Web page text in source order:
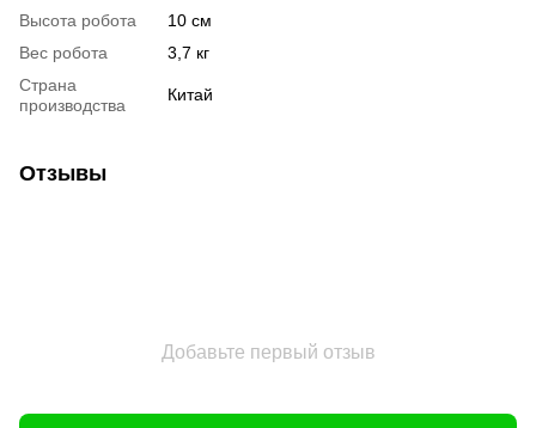
Высота робота
10 см
Вес робота
3,7 кг
Страна
производства
Китай
Отзывы
Добавьте первый отзыв